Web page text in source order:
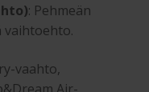
: Pehmeän
vaihtoehto.
vaahto,
Air-